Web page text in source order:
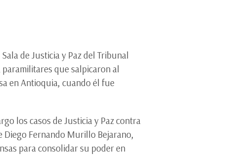
de Justicia y Paz del Tribunal
que salpicaron al
en Antioquia, cuando él fue
los casos de Justicia y Paz contra
Fernando Murillo Bejarano,
para consolidar su poder en